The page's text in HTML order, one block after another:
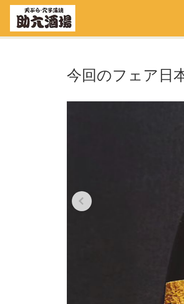
今回のフェア日